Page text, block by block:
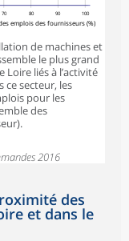
70 80 90 100
emplois des fournisseurs (%)
de machines et
le plus grand
Loire liés à l’activité
ce secteur, les
pour les
des
2016
des
et dans le